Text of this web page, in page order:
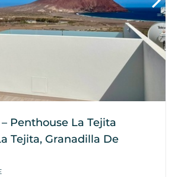
Penthouse La Tejita
Tejita, Granadilla De